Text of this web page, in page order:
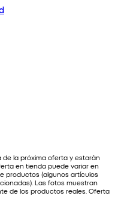
la próxima oferta y estarán
en tienda puede variar en
productos (algunos artículos
Las fotos muestran
de los productos reales. Oferta